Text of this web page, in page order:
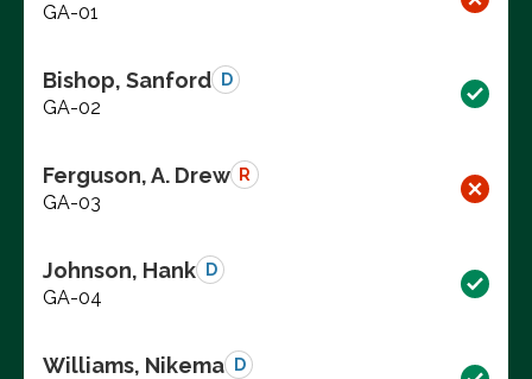
GA-01
Bishop, Sanford D
GA-02
Ferguson, A. Drew R
GA-03
Johnson, Hank D
GA-04
Williams, Nikema D